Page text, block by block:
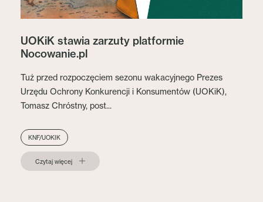
UOKiK stawia zarzuty platformie
Nocowanie.pl
Tuż przed rozpoczęciem sezonu wakacyjnego Prezes
Urzędu Ochrony Konkurencji i Konsumentów (UOKiK),
Tomasz Chróstny, post...
KNF/UOKIK
Czytaj więcej